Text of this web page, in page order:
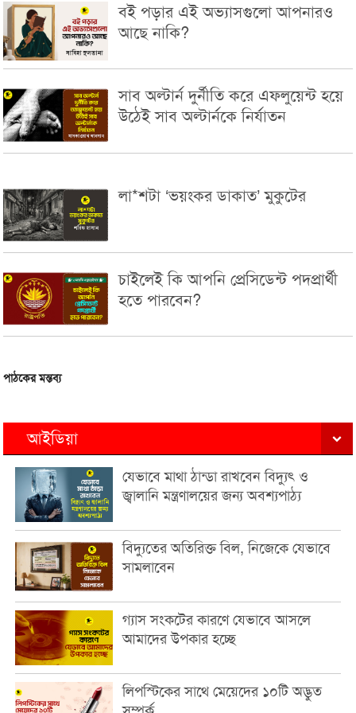
বই পড়ার এই অভ্যাসগুলো আপনারও
আছে নাকি?
সাব অল্টার্ন দুর্নীতি করে এফলুয়েন্ট হয়ে
উঠেই সাব অল্টার্নকে নির্যাতন
লা*শটা ‘ভয়ংকর ডাকাত’ মুকুটের
চাইলেই কি আপনি প্রেসিডেন্ট পদপ্রার্থী
হতে পারবেন?
পাঠকের মন্তব্য
আইডিয়া
যেভাবে মাথা ঠান্ডা রাখবেন বিদ্যুৎ ও
জ্বালানি মন্ত্রণালয়ের জন্য অবশ্যপাঠ্য
বিদ্যুতের অতিরিক্ত বিল, নিজেকে যেভাবে
সামলাবেন
গ্যাস সংকটের কারণে যেভাবে আসলে
আমাদের উপকার হচ্ছে
লিপস্টিকের সাথে মেয়েদের ১০টি অদ্ভুত